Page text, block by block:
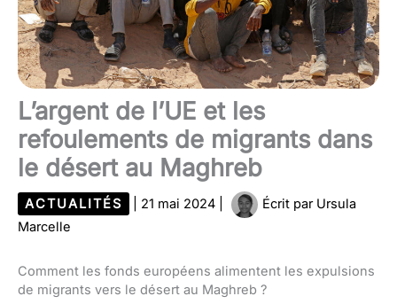
L’argent de l’UE et les
refoulements de migrants dans
le désert au Maghreb
ACTUALITÉS 21 mai 2024 Écrit par Ursula
Marcelle
Comment les fonds européens alimentent les expulsions
de migrants vers le désert au Maghreb ?